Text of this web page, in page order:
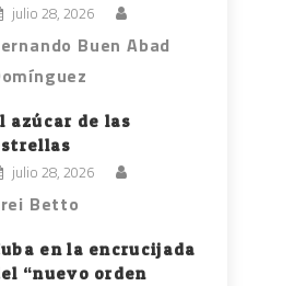
julio 28, 2026
Buen Abad
azúcar de las
julio 28, 2026
Betto
en la encrucijada
“nuevo orden